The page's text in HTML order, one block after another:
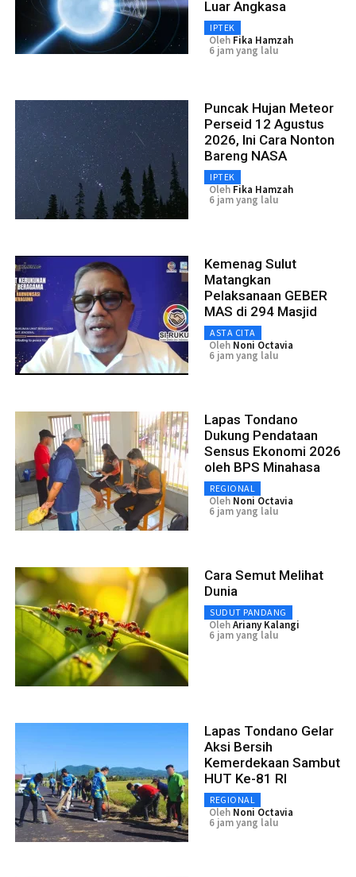
Luar Angkasa
IPTEK
Oleh Fika Hamzah
6 jam yang lalu
Puncak Hujan Meteor
Perseid 12 Agustus
2026, Ini Cara Nonton
Bareng NASA
IPTEK
Oleh Fika Hamzah
6 jam yang lalu
Kemenag Sulut
Matangkan
Pelaksanaan GEBER
MAS di 294 Masjid
ASTA CITA
Oleh Noni Octavia
6 jam yang lalu
Lapas Tondano
Dukung Pendataan
Sensus Ekonomi 2026
oleh BPS Minahasa
REGIONAL
Oleh Noni Octavia
6 jam yang lalu
Cara Semut Melihat
Dunia
SUDUT PANDANG
OlehAriany Kalangi
6 jam yang lalu
Lapas Tondano Gelar
Aksi Bersih
Kemerdekaan Sambut
HUT Ke-81 RI
REGIONAL
Oleh Noni Octavia
6 jam yang lalu